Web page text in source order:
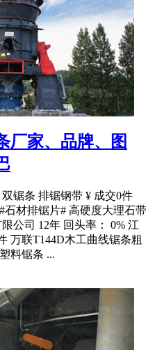
厂家、品牌、图
锯条 排锯钢带 ¥ 成交0件
石材排锯片# 高硬度大理石带
公司 12年 回头率： 0% 江
万联T144D木工曲线锯条粗
料锯条 ...